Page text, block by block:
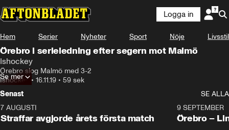
Logga in
Hem Serier Nyheter Sport Nöje Livsstil
Örebro i serieledning efter segern mot Malmö
Ishockey
Örebro slog Malmö med 3-2
Ishockey• 16.11.19 • 59 sek
Se mer
Senast
SE ALLA
7 AUGUSTI
Straffar avgjorde årets första match
Plus
9 SEPTEMBER
Örebro –